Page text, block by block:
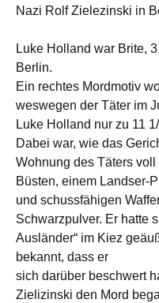
Nazi Rolf Zielezinski in
Luke Holland war Brite,
Berlin.
Ein rechtes Mordmotiv
weswegen der Täter im
Luke Holland nur zu 11
Dabei war, wie das
Wohnung des Täters
Büsten, einem Landser-
und schussfähigen
Schwarzpulver. Er hatte
Ausländer“ im Kiez
bekannt, dass er
sich darüber beschwert
Zielizinski den Mord